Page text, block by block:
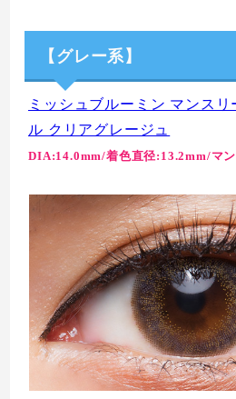
【グレー系】
ミッシュブルーミン マンス
ル クリアグレージュ
DIA:14.0mm/着色直径:13.2mm/マ